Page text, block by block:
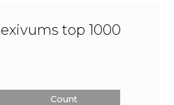
top 1000
Count